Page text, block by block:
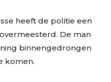
heeft de politie een
De man
binnengedrongen
komen.